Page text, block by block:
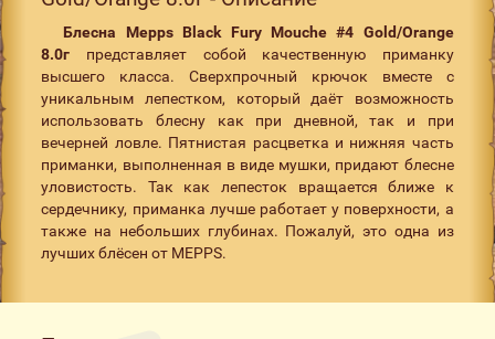
Блесна Mepps Black Fury Mouche #4 Gold/Orange
8.0г представляет собой качественную приманку
высшего класса. Сверхпрочный крючок вместе с
уникальным лепестком, который даёт возможность
использовать блесну как при дневной, так и при
вечерней ловле. Пятнистая расцветка и нижняя часть
приманки, выполненная в виде мушки, придают блесне
уловистость. Так как лепесток вращается ближе к
сердечнику, приманка лучше работает у поверхности, а
также на небольших глубинах. Пожалуй, это одна из
лучших блёсен от MEPPS.